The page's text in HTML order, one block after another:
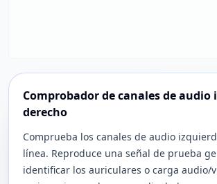
Comprobador de canales de audio
derecho
Comprueba los canales de audio
línea. Reproduce una señal de prueba
identificar los auriculares o carga audio/